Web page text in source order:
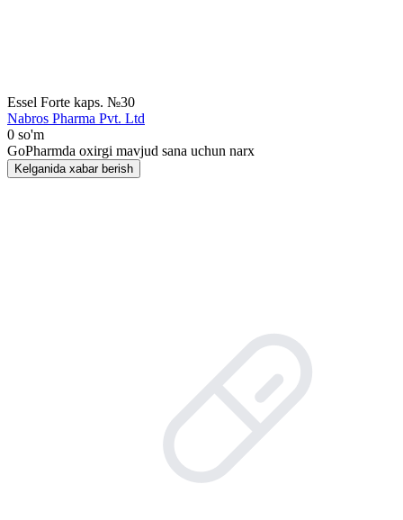
Essel Forte kaps. №30
Nabros Pharma Pvt. Ltd
0 so'm
GoPharmda oxirgi mavjud sana uchun narx
Kelganida xabar berish